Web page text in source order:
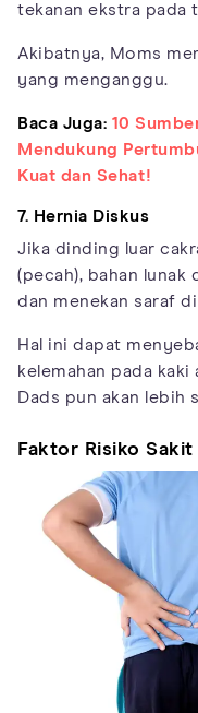
tekanan ekstra pada
Akibatnya, Moms
yang menganggu.
Baca Juga: 10
Mendukung
Kuat dan Sehat!
7. Hernia Diskus
Jika dinding luar
(pecah), bahan lunak
dan menekan saraf
Hal ini dapat
kelemahan pada
Dads pun akan lebih
Faktor Risiko Sakit